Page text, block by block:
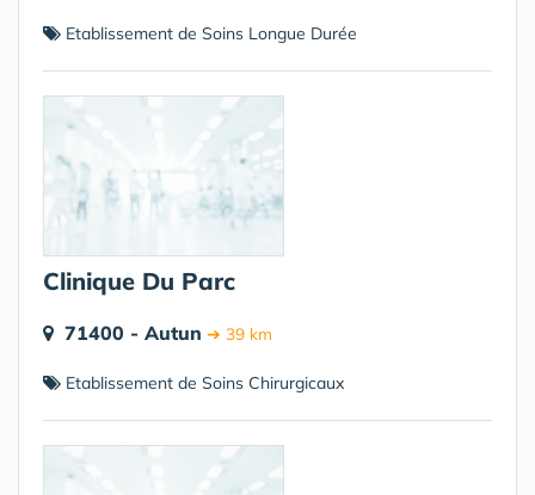
Etablissement de Soins Longue Durée
Clinique Du Parc
71400 - Autun ➔ 39 km
Etablissement de Soins Chirurgicaux